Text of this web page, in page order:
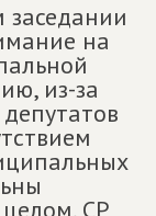
на
из-за
СР